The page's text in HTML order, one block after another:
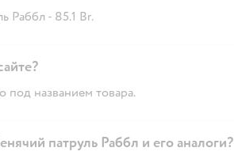
Раббл - 85.1 Br.
под названием товара.
патруль Раббл и его аналоги?